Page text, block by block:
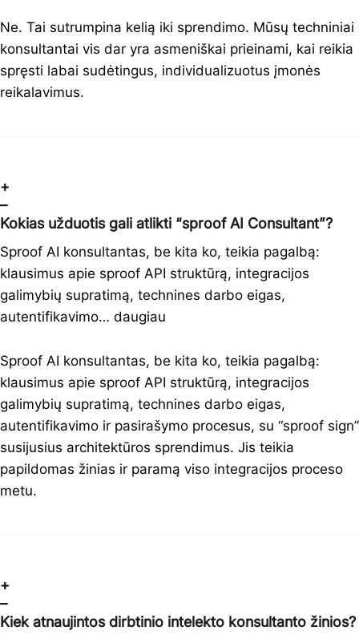
Ne. Tai sutrumpina kelią iki sprendimo. Mūsų techniniai
konsultantai vis dar yra asmeniškai prieinami, kai reikia
spręsti labai sudėtingus, individualizuotus įmonės
reikalavimus.
+
–
Kokias užduotis gali atlikti “sproof AI Consultant”?
Sproof AI konsultantas, be kita ko, teikia pagalbą:
klausimus apie sproof API struktūrą, integracijos
galimybių supratimą, technines darbo eigas,
autentifikavimo… daugiau
Sproof AI konsultantas, be kita ko, teikia pagalbą:
klausimus apie sproof API struktūrą, integracijos
galimybių supratimą, technines darbo eigas,
autentifikavimo ir pasirašymo procesus, su “sproof sign”
susijusius architektūros sprendimus. Jis teikia
papildomas žinias ir paramą viso integracijos proceso
metu.
+
–
Kiek atnaujintos dirbtinio intelekto konsultanto žinios?